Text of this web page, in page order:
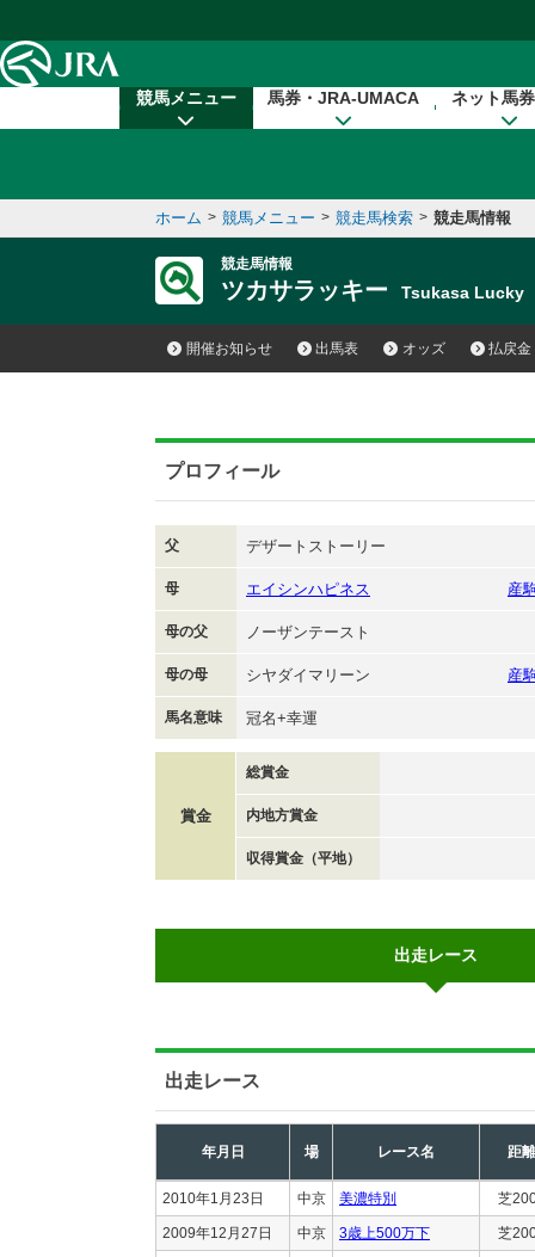
競馬メニュー 馬券・JRA-UMACA ネット馬
ホーム > 競馬メニュー > 競走馬検索 > 競走馬情報
競走馬情報
ツカサラッキー Tsukasa Lucky
開催お知らせ 出馬表 オッズ 払戻金
プロフィール
父 デザートストーリー
母 エイシンハピネス 産
母の父 ノーザンテースト
母の母 シヤダイマリーン 産
馬名意味 冠名+幸運
賞金
総賞金
内地方賞金
収得賞金（平地）
出走レース
出走レース
年月日 場 レース名 距離
2010年1月23日 中京 美濃特別 芝
2009年12月27日 中京 3歳上500万下 芝